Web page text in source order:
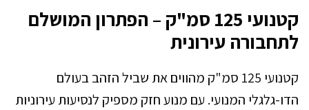
קטנועי 125 סמ"ק – הפתרון המושלם
לתחבורה עירונית
קטנועי 125 סמ"ק מהווים את שביל הזהב בעולם
הדו-גלגלי המנועי. עם מנוע חזק מספיק לנסיעות עירוניות